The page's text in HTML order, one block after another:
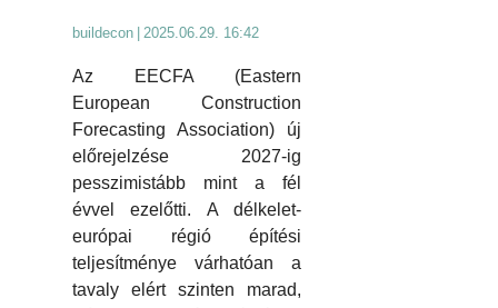
buildecon 2025.06.29. 16:42
Az EECFA (Eastern
European Construction
Forecasting Association) új
előrejelzése 2027-ig
pesszimistább mint a fél
évvel ezelőtti. A délkelet-
európai régió építési
teljesítménye várhatóan a
tavaly elért szinten marad,